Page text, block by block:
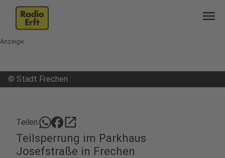
menu
Anzeige
© Stadt Frechen
Teilen: open_in_new
Teilsperrung im Parkhaus
Josefstraße in Frechen